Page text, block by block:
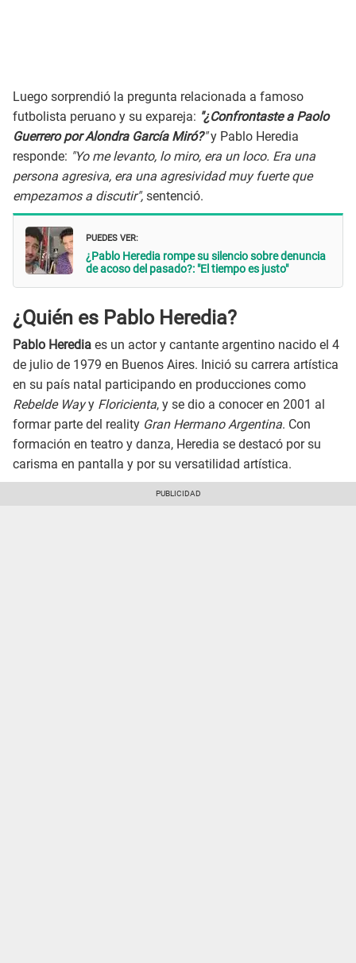
Luego sorprendió la pregunta relacionada a famoso
futbolista peruano y su expareja: "¿Confrontaste a Paolo
Guerrero por Alondra García Miró?"y Pablo Heredia
responde: "Yo me levanto, lo miro, era un loco. Era una
persona agresiva, era una agresividad muy fuerte que
empezamos a discutir", sentenció.
PUEDES VER:
¿Pablo Heredia rompe su silencio sobre denuncia
de acoso del pasado?: "El tiempo es justo"
¿Quién es Pablo Heredia?
Pablo Heredia es un actor y cantante argentino nacido el 4
de julio de 1979 en Buenos Aires. Inició su carrera artística
en su país natal participando en producciones como
Rebelde Wayy Floricienta, y se dio a conocer en 2001 al
formar parte del reality Gran Hermano Argentina. Con
formación en teatro y danza, Heredia se destacó por su
carisma en pantalla y por su versatilidad artística.